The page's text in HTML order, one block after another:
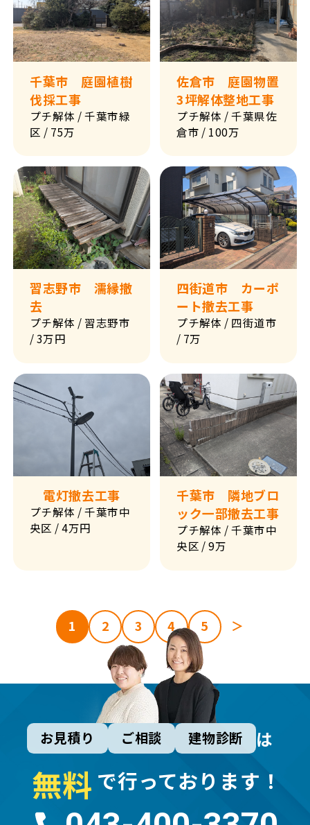
千葉市 庭園植樹
伐採工事
プチ解体 / 千葉市緑
区 / 75万
佐倉市 庭園物置
3坪解体整地工事
プチ解体 / 千葉県佐
倉市 / 100万
習志野市 濡縁撤
去
プチ解体 / 習志野市
/ 3万円
四街道市 カーポ
ート撤去工事
プチ解体 / 四街道市
/ 7万
電灯撤去工事
プチ解体 / 千葉市中
央区 / 4万円
千葉市 隣地ブロ
ック一部撤去工事
プチ解体 / 千葉市中
央区 / 9万
1 2 3 4 5 ＞
北海道
東北
北関東・甲信
東海
近畿
千葉市
四国
九州
東京都
お見積り ご相談 建物診断 は
無料 で行っております！